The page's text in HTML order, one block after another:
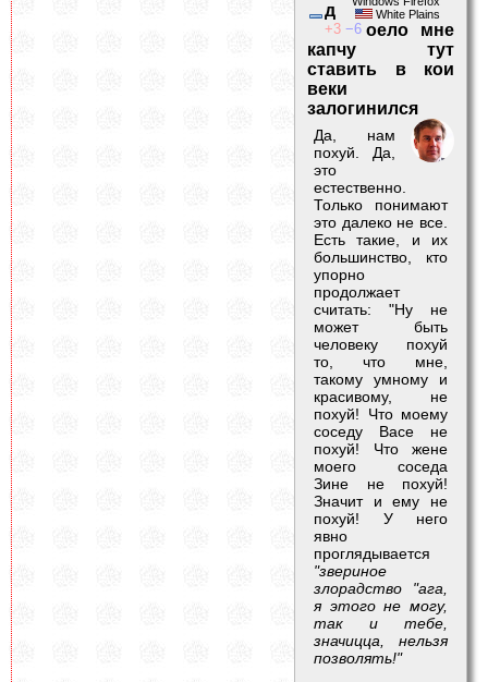
White Plains
3 6
д
оело мне
капчу тут
ставить в кои
веки
залогинился
Да, нам
похуй. Да,
это
естественно.
Только понимают
это далеко не все.
Есть такие, и их
большинство, кто
упорно
продолжает
считать: "Ну не
может быть
человеку похуй
то, что мне,
такому умному и
красивому, не
похуй! Что моему
соседу Васе не
похуй! Что жене
моего соседа
Зине не похуй!
Значит и ему не
похуй! У него
явно
проглядывается
"звериное
злорадство "ага,
я этого не могу,
так и тебе,
значицца, нельзя
позволять!"